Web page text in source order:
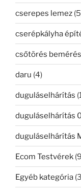
cserepes lemez
cserépkályha
csőtörés bemérés
daru (4)
duguláselhárítás
duguláselhárítás
duguláselhárítás
Ecom Testvérek
Egyéb kategória